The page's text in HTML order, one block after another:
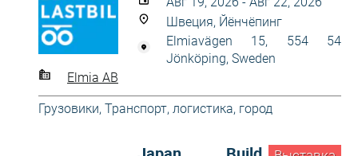
Швеция, Йёнчёпинг
Elmiavägen 15, 554 54
Jönköping, Sweden
Elmia AB
Грузовики, Транспорт, логистика, город